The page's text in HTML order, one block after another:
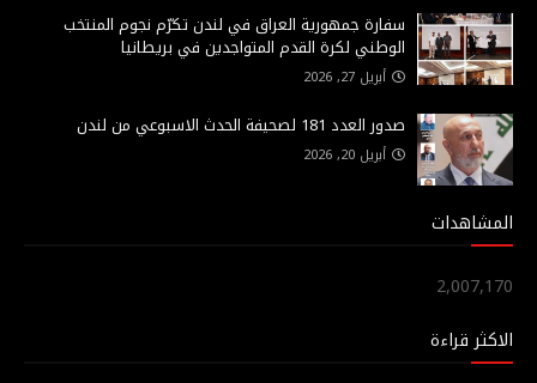
سفارة جمهورية العراق في لندن تكرّم نجوم المنتخب
الوطني لكرة القدم المتواجدين في بريطانيا
أبريل 27, 2026
صدور العدد 181 لصحيفة الحدث الاسبوعي من لندن
أبريل 20, 2026
المشاهدات
2,007,170
الاكثر قراءة